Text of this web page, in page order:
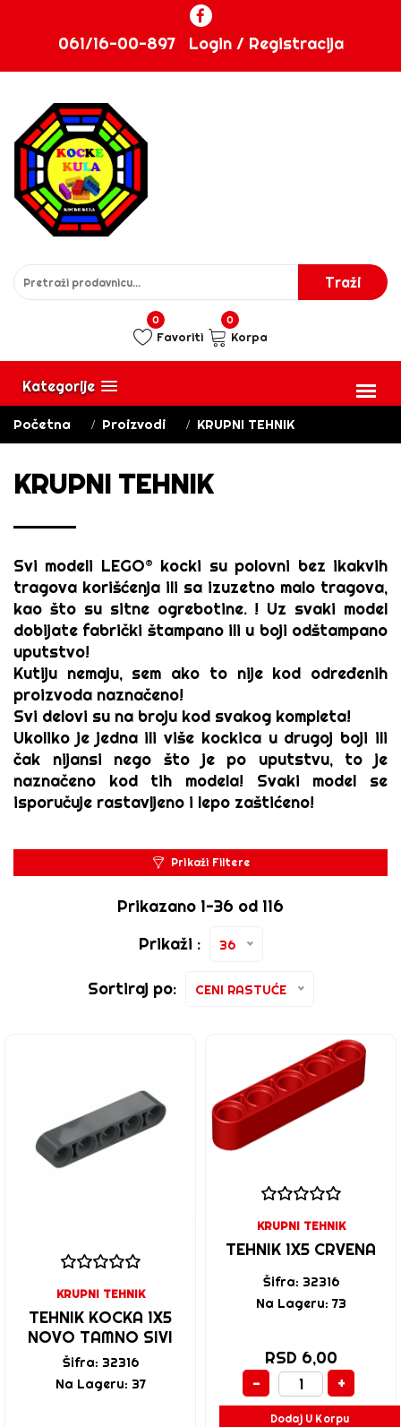
061/16-00-897 Login / Registracija
0
Favoriti
0
Korpa
Kategorije
Početna Proizvodi KRUPNI TEHNIK
KRUPNI TEHNIK
Svi modeli LEGO® kocki su polovni bez ikakvih
tragova korišćenja ili sa izuzetno malo tragova,
kao što su sitne ogrebotine. ! Uz svaki model
dobijate fabrički štampano ili u boji odštampano
uputstvo!
Kutiju nemaju, sem ako to nije kod određenih
proizvoda naznačeno!
Svi delovi su na broju kod svakog kompleta!
Ukoliko je jedna ili više kockica u drugoj boji ili
čak nijansi nego što je po uputstvu, to je
naznačeno kod tih modela! Svaki model se
isporučuje rastavljeno i lepo zaštićeno!
Prikaži Filtere
Prikazano 1-36 od 116
Prikaži :
36
Sortiraj po: CENI RASTUĆE
KRUPNI TEHNIK
TEHNIK KOCKA 1X5
NOVO TAMNO SIVI
Šifra: 32316
Na Lageru: 37
KRUPNI TEHNIK
TEHNIK 1X5 CRVENA
Šifra: 32316
Na Lageru: 73
RSD 6,00
-
+
Dodaj U Korpu